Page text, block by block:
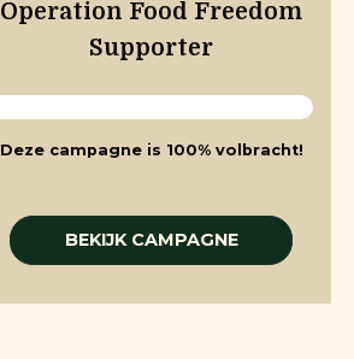
Operation Food Freedom
Supporter
Deze campagne is 100% volbracht!
BEKIJK CAMPAGNE